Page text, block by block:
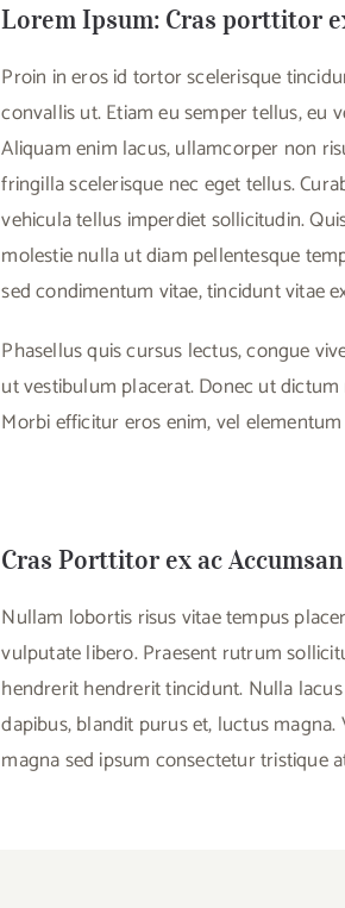
Lorem Ipsum: Cras porttitor
Proin in eros id tortor scelerisque
convallis ut. Etiam eu semper tellus, eu
Aliquam enim lacus, ullamcorper non
fringilla scelerisque nec eget tellus.
vehicula tellus imperdiet sollicitudin.
molestie nulla ut diam pellentesque
sed condimentum vitae, tincidunt vitae
Phasellus quis cursus lectus, congue
ut vestibulum placerat. Donec ut
Morbi efficitur eros enim, vel
Cras Porttitor ex ac
Nullam lobortis risus vitae tempus
vulputate libero. Praesent rutrum
hendrerit hendrerit tincidunt. Nulla
dapibus, blandit purus et, luctus
magna sed ipsum consectetur tristique